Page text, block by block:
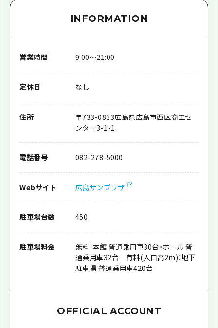
INFORMATION
営業時間 9:00～21:00
定休日 なし
住所 〒733-0833広島県広島市西区商工セ
ンター3-1-1
電話番号 082-278-5000
Webサイト 広島サンプラザ
駐車場台数 450
駐車場料金
無料：本館 普通乗用車30台・ホール 普
通乗用車32台 有料(入口高2m)：地下
駐車場 普通乗用車420台
OFFICIAL ACCOUNT